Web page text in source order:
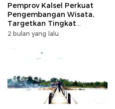
Pemprov Kalsel Perkuat
Pengembangan Wisata,
Targetkan Tingkat
Kunjungan Naik 5 Persen di
2 bulan yang lalu